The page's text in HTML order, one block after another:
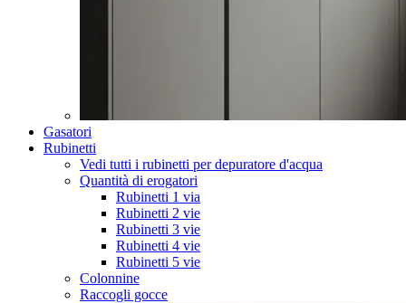
Gasatori
Rubinetti
Vedi tutti i rubinetti per depuratore d'acqua
Quantità di erogatori
Rubinetti 1 via
Rubinetti 2 vie
Rubinetti 3 vie
Rubinetti 4 vie
Rubinetti 5 vie
Colonnine
Raccogli gocce